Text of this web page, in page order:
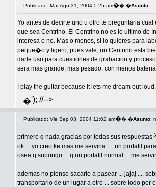
Publicado: Mar Ago 31, 2004 5:25 am�� �Asunto:
Yo antes de decirte uno u otro te preguntaria
que sea Centrino. El Centrino no es lo ultimo de
interesa o no. Mas o menos, si lo quieres para
peque�o y ligero, pues vale, un Centrino esta
darle uso para cuestiones de grabacion y
sera mas grande, mas pesado, con menos
I play the guitar because it lets me dream out loud.
�'); //-->
Publicado: Vie Sep 03, 2004 11:02 am�� �Asunto:
primero q nada gracias por todas sus respuestas
ok ... yo creo ke mas me serviria .... un portatil
osea q supongo ... q un portatil normal ... me
ademas no pienso sacarlo a pasear ... jajaj ....
transportarlo de un lugar a otro ... sobre todo por